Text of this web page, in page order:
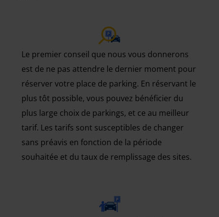
Le premier conseil que nous vous donnerons
est de ne pas attendre le dernier moment pour
réserver votre place de parking. En réservant le
plus tôt possible, vous pouvez bénéficier du
plus large choix de parkings, et ce au meilleur
tarif. Les tarifs sont susceptibles de changer
sans préavis en fonction de la période
souhaitée et du taux de remplissage des sites.